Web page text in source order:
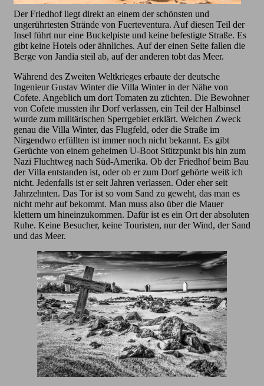
Der Friedhof liegt direkt an einem der schönsten und
ungerührtesten Strände von Fuerteventura. Auf diesen Teil der
Insel führt nur eine Buckelpiste und keine befestigte Straße. Es
gibt keine Hotels oder ähnliches. Auf der einen Seite fallen die
Berge von Jandia steil ab, auf der anderen tobt das Meer.
Während des Zweiten Weltkrieges erbaute der deutsche
Ingenieur Gustav Winter die Villa Winter in der Nähe von
Cofete. Angeblich um dort Tomaten zu züchten. Die Bewohner
von Cofete mussten ihr Dorf verlassen, ein Teil der Halbinsel
wurde zum militärischen Sperrgebiet erklärt. Welchen Zweck
genau die Villa Winter, das Flugfeld, oder die Straße im
Nirgendwo erfüllten ist immer noch nicht bekannt. Es gibt
Gerüchte von einem geheimen U-Boot Stützpunkt bis hin zum
Nazi Fluchtweg nach Süd-Amerika. Ob der Friedhof beim Bau
der Villa entstanden ist, oder ob er zum Dorf gehörte weiß ich
nicht. Jedenfalls ist er seit Jahren verlassen. Oder eher seit
Jahrzehnten. Das Tor ist so vom Sand zu geweht, das man es
nicht mehr auf bekommt. Man muss also über die Mauer
klettern um hineinzukommen. Dafür ist es ein Ort der absoluten
Ruhe. Keine Besucher, keine Touristen, nur der Wind, der Sand
und das Meer.